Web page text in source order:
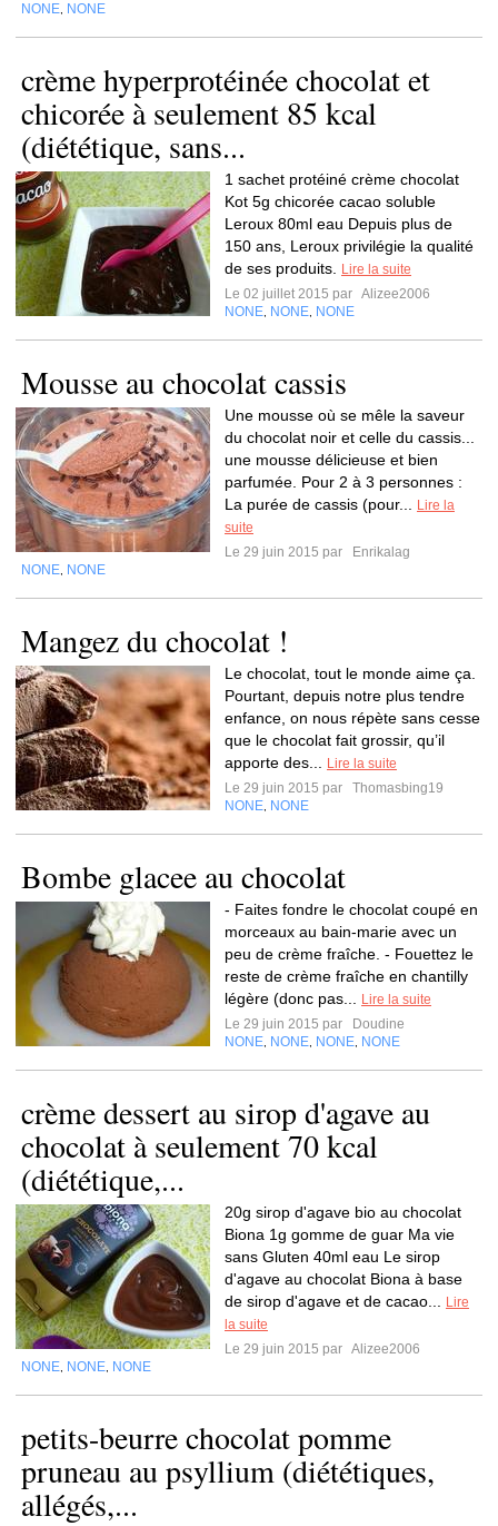
NONE NONE
crème hyperprotéinée chocolat et
chicorée à seulement 85 kcal
(diététique, sans...
1 sachet protéiné crème chocolat
Kot 5g chicorée cacao soluble
Leroux 80ml eau Depuis plus de
150 ans, Leroux privilégie la qualité
de ses produits.
Lire la suite
Le 02 juillet 2015 par Alizee2006
NONE NONE NONE
Mousse au chocolat cassis
Une mousse où se mêle la saveur
du chocolat noir et celle du cassis...
une mousse délicieuse et bien
parfumée. Pour 2 à 3 personnes :
La purée de cassis (pour...
Lire la
suite
Le 29 juin 2015 par
Enrikalag
NONE NONE
Mangez du chocolat !
Le chocolat, tout le monde aime ça.
Pourtant, depuis notre plus tendre
enfance, on nous répète sans cesse
que le chocolat fait grossir, qu’il
apporte des...
Lire la suite
Le 29 juin 2015 par
Thomasbing19
NONE NONE
Bombe glacee au chocolat
- Faites fondre le chocolat coupé en
morceaux au bain-marie avec un
peu de crème fraîche. - Fouettez le
reste de crème fraîche en chantilly
légère (donc pas...
Lire la suite
Le 29 juin 2015 par
Doudine
NONE NONE NONE NONE
crème dessert au sirop d'agave au
chocolat à seulement 70 kcal
(diététique,...
20g sirop d'agave bio au chocolat
Biona 1g gomme de guar Ma vie
sans Gluten 40ml eau Le sirop
d'agave au chocolat Biona à base
de sirop d'agave et de cacao...
Lire
la suite
Le 29 juin 2015 par Alizee2006
NONE NONE NONE
petits-beurre chocolat pomme
pruneau au psyllium (diététiques,
allégés,...